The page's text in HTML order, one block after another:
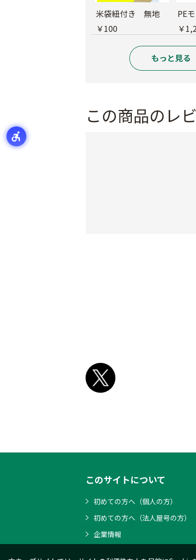
米袋紐付き 無地
￥100
PE
￥
この商品のレ
このサイトについて
初めての方へ（個人の方）
初めての方へ（法人屋号の方）
企業情報